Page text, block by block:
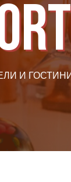
И
на обработку
моего
персональных
данных